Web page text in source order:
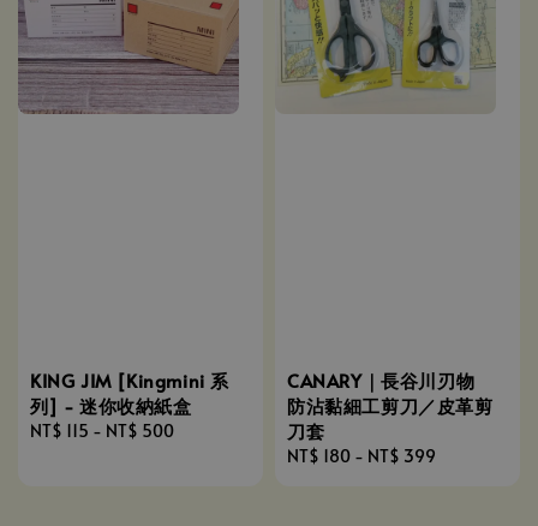
KING JIM [Kingmini 系
列] - 迷你收納紙盒
Regular
NT$ 115 - NT$ 500
CANARY｜長谷川刃物
防沾黏細工剪刀／皮革剪
刀套
Regular
NT$ 180 - NT$ 399